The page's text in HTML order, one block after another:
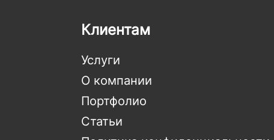
Клиентам
Услуги
О компании
Портфолио
Статьи